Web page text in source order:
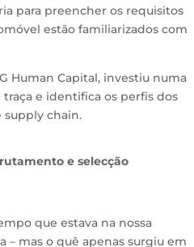
para preencher os requisitos
estão familiarizados com
Human Capital, investiu numa
e identifica os perfis dos
supply chain.
e selecção
que estava na nossa
– mas o quê apenas surgiu em